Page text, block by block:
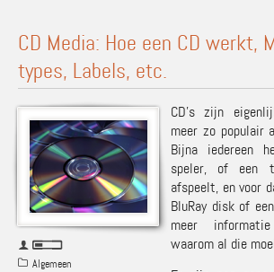
CD Media: Hoe een CD werkt,
types, Labels, etc.
Algemeen
CD’s zijn
meer zo populair
Bijna iedereen
speler, of een
afspeelt, en voor
BluRay disk of
meer
waarom al die